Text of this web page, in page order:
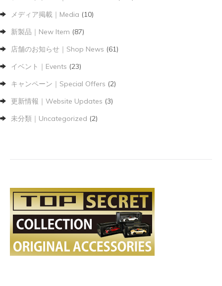
メディア掲載｜Media (10)
新製品｜New Item (87)
店舗のお知らせ｜Shop News (61)
イベント｜Events (23)
キャンペーン｜Special Offers (2)
更新情報｜Website Updates (3)
未分類｜Uncategorized (2)